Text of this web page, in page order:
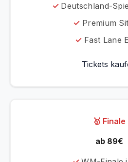
Deutschland-
Premium
Fast Lane
Tickets
🥇 Finale
ab 89€